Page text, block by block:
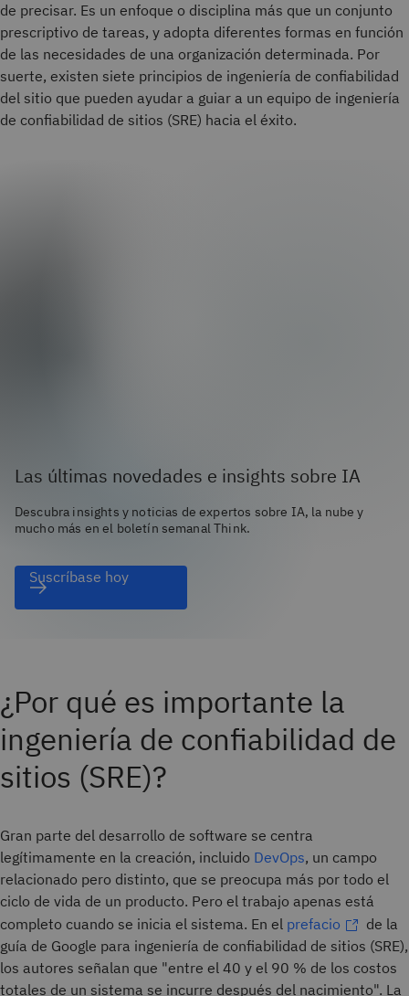
de precisar. Es un enfoque o disciplina más que un conjunto
prescriptivo de tareas, y adopta diferentes formas en función
de las necesidades de una organización determinada. Por
suerte, existen siete principios de ingeniería de confiabilidad
del sitio que pueden ayudar a guiar a un equipo de ingeniería
de confiabilidad de sitios (SRE) hacia el éxito.
Las últimas novedades e insights sobre IA
Descubra insights y noticias de expertos sobre IA, la nube y
mucho más en el boletín semanal Think.
Suscríbase hoy
¿Por qué es importante la
ingeniería de confiabilidad de
sitios (SRE)?
Gran parte del desarrollo de software se centra
legítimamente en la creación, incluido DevOps, un campo
relacionado pero distinto, que se preocupa más por todo el
ciclo de vida de un producto. Pero el trabajo apenas está
completo cuando se inicia el sistema. En el prefacio
de la
guía de Google para ingeniería de confiabilidad de sitios (SRE),
los autores señalan que "entre el 40 y el 90 % de los costos
totales de un sistema se incurre después del nacimiento". La